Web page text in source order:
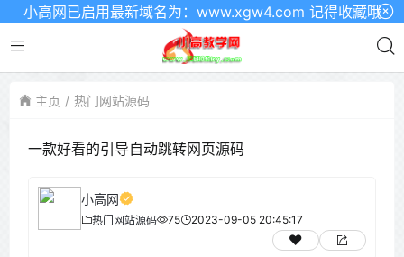
高网已启用最新域名为：www.xgw4.com 记得收藏哦
主页 热门网站源码
一款好看的引导自动跳转网页源码
小高网
热门网站源码 75 2023-09-05 20:45:17